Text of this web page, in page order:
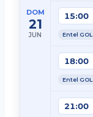
DOM
21
JUN
15:00
Entel GOL
18:00
Entel GOL
21:00